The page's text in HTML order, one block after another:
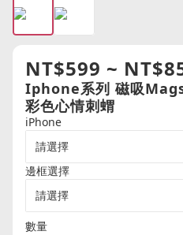
NT$599 ~
Iphone系列 磁吸
彩色心情刺蝟
iPhone
邊框選擇
數量